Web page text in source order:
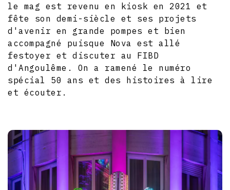
le mag est revenu en kiosk en 2021 et
fête son demi-siècle et ses projets
d'avenir en grande pompes et bien
accompagné puisque Nova est allé
festoyer et discuter au FIBD
d'Angoulême. On a ramené le numéro
spécial 50 ans et des histoires à lire
et écouter.